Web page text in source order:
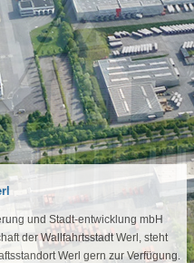
und Stadt-entwicklung mbH
der Wallfahrtsstadt Werl, steht
Werl gern zur Verfügung.